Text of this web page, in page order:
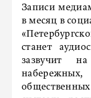
Записи
в месяц в
станет
зазвучит